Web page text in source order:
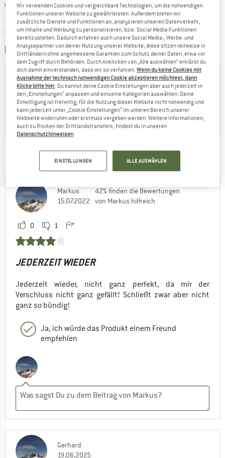
STELLE EINE FRAGE
SCHREIBE EINE BEWERTUNG
TEILE EIN BILD
DAS SAGEN ANDERE BERGFREUNDE DAZU:
Markus
15.07.2022
42% finden die Bewertungen
von Markus hilfreich
0 1
JEDERZEIT WIEDER
Jederzeit wieder, nicht ganz perfekt, da mir der
Verschluss nicht ganz gefällt! Schließt zwar aber nicht
ganz so bündig!
Ja, ich würde das Produkt einem Freund
empfehlen
Gerhard
19.06.2025
Wir verwenden Cookies und vergleichbare Technologien, um die notwendigen
Funktionen unserer Website zu gewährleisten. Außerdem bieten wir
zusätzliche Dienste und Funktionen an, analysieren unseren Datenverkehr,
um Inhalte und Werbung zu personalisieren, bzw. Social Media-Funktionen
bereitzustellen. Dadurch erfahren auch unsere Social Media-, Werbe- und
Analysepartner von deiner Nutzung unserer Website; diese sitzen teilweise in
Drittländern ohne angemessene Garantien zum Schutz deiner Daten, etwa vor
dem Zugriff durch Behörden. Durch Anklicken von „Alle auswählen“ erklärst du
dich damit einverstanden, dass wir so verfahren.Wenn du keine Cookies mit
Ausnahme der technisch notwendigen Cookie akzeptieren möchtest, dann
klicke bitte hier . Du kannst deine Cookie Einstellungen aber auch jederzeit in
den „Einstellungen“ anpassen und einzelne Kategorien auswählen. Deine
Einwilligung ist freiwillig, für die Nutzung dieser Website nicht notwendig und
kann jederzeit unter „Cookie Einstellungen“ im unteren Bereich unserer
Webseite widerrufen oder erstmals vergeben werden. Weitere Informationen,
auch zu Risiken der Drittlandstransfers, findest du in unseren
Datenschutzhinweisen
EINSTELLUNGEN ALLE AUSWÄHLEN